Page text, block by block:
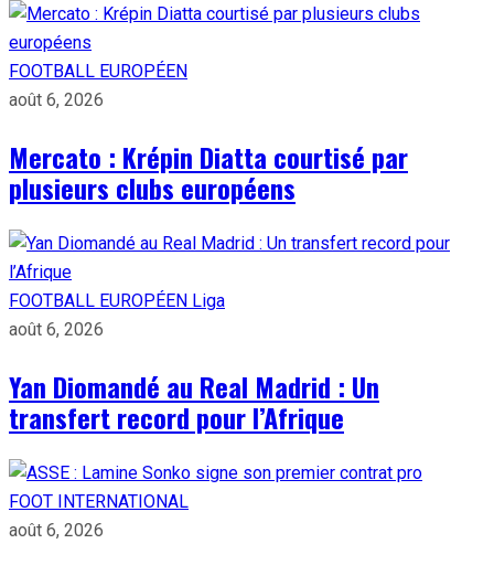
FOOTBALL EUROPÉEN
août 6, 2026
Mercato : Krépin Diatta courtisé par
plusieurs clubs européens
FOOTBALL EUROPÉEN Liga
août 6, 2026
Yan Diomandé au Real Madrid : Un
transfert record pour l’Afrique
FOOT INTERNATIONAL
août 6, 2026